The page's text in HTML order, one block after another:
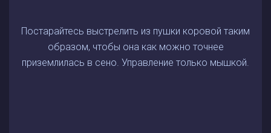
Постарайтесь выстрелить из пушки коровой таким
образом, чтобы она как можно точнее
приземлилась в сено. Управление только мышкой.